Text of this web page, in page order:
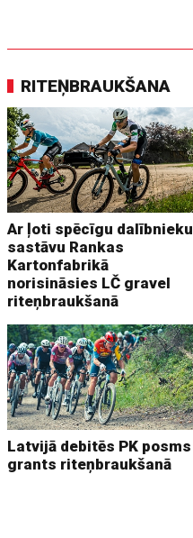
RITEŅBRAUKŠANA
Ar ļoti spēcīgu dalībnieku
sastāvu Rankas
Kartonfabrikā
norisināsies LČ gravel
riteņbraukšanā
Latvijā debitēs PK posms
grants riteņbraukšanā